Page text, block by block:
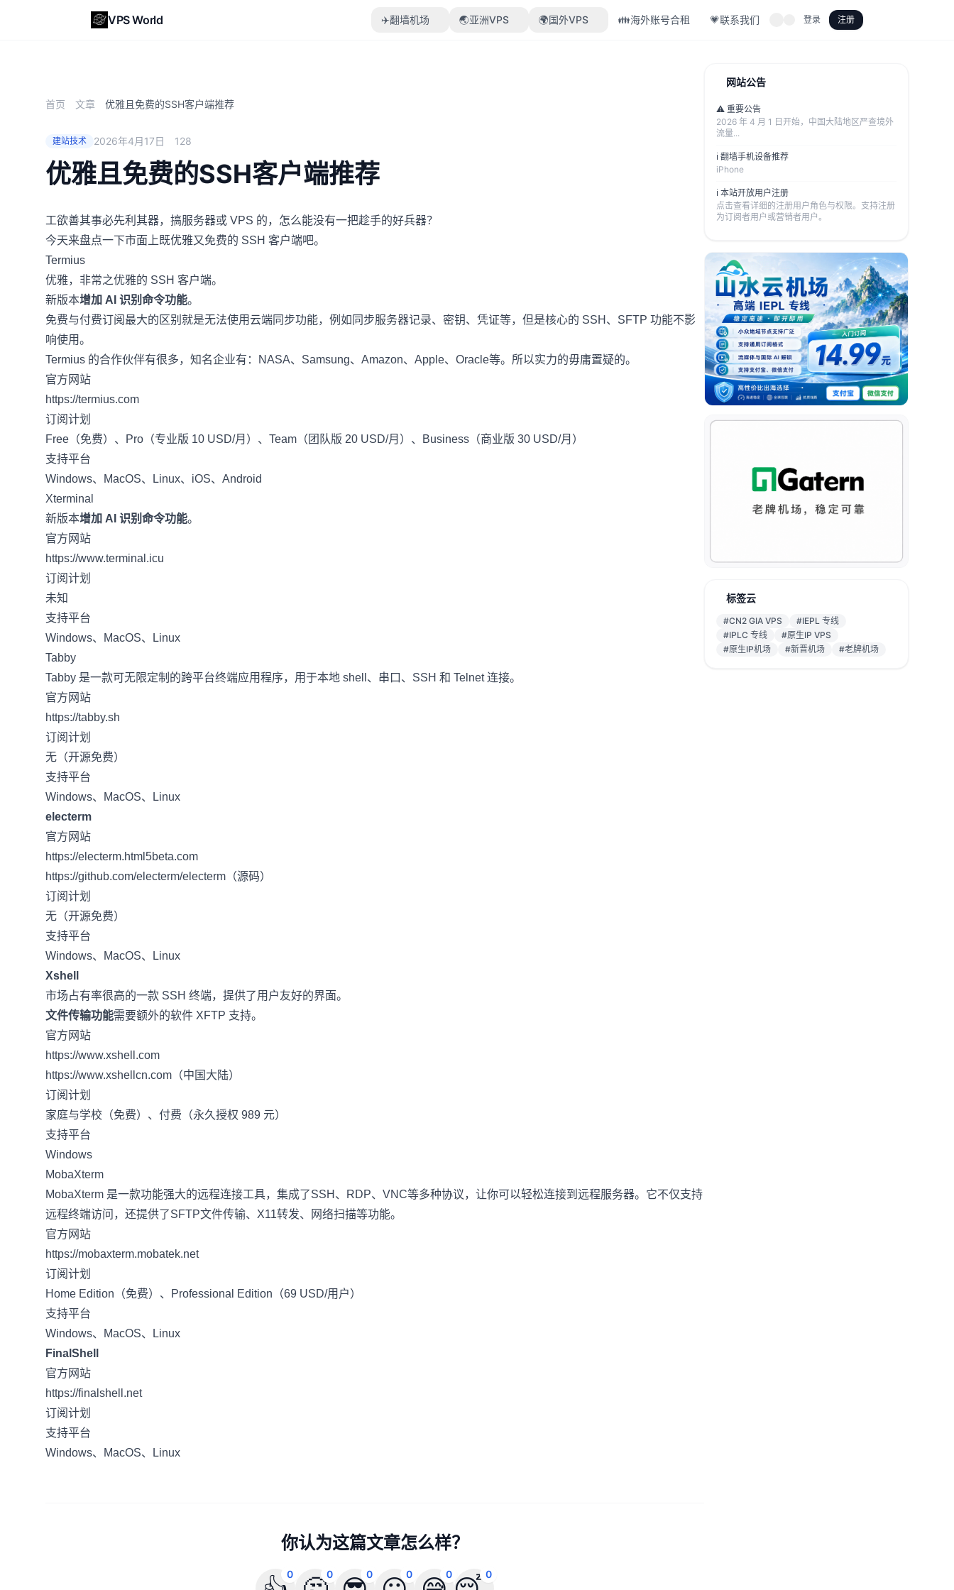
VPS World ✈️翻墙机场 🌏亚洲VPS 🌍国外VPS 👪海外账号合租 💗联系我们 登录 注册
首页 文章 优雅且免费的SSH客户端推荐
建站技术 2026年4月17日 128
优雅且免费的SSH客户端推荐
工欲善其事必先利其器，搞服务器或 VPS 的，怎么能没有一把趁手的好兵器？
今天来盘点一下市面上既优雅又免费的 SSH 客户端吧。
Termius
优雅，非常之优雅的 SSH 客户端。
新版本增加 AI 识别命令功能。
免费与付费订阅最大的区别就是无法使用云端同步功能，例如同步服务器记录、密钥、凭证等，但是核心的 SSH、SFTP 功能不影
响使用。
Termius 的合作伙伴有很多，知名企业有：NASA、Samsung、Amazon、Apple、Oracle等。所以实力的毋庸置疑的。
官方网站
https://termius.com
订阅计划
Free（免费）、Pro（专业版 10 USD/月）、Team（团队版 20 USD/月）、Business（商业版 30 USD/月）
支持平台
Windows、MacOS、Linux、iOS、Android
Xterminal
新版本增加 AI 识别命令功能。
官方网站
https://www.terminal.icu
订阅计划
未知
支持平台
Windows、MacOS、Linux
Tabby
Tabby 是一款可无限定制的跨平台终端应用程序，用于本地 shell、串口、SSH 和 Telnet 连接。
官方网站
https://tabby.sh
订阅计划
无（开源免费）
支持平台
Windows、MacOS、Linux
electerm
官方网站
https://electerm.html5beta.com
https://github.com/electerm/electerm（源码）
订阅计划
无（开源免费）
支持平台
Windows、MacOS、Linux
Xshell
市场占有率很高的一款 SSH 终端，提供了用户友好的界面。
文件传输功能需要额外的软件 XFTP 支持。
官方网站
https://www.xshell.com
https://www.xshellcn.com （中国大陆）
订阅计划
家庭与学校（免费）、付费（永久授权 989 元）
支持平台
Windows
MobaXterm
MobaXterm 是一款功能强大的远程连接工具，集成了SSH、RDP、VNC等多种协议，让你可以轻松连接到远程服务器。它不仅支持
远程终端访问，还提供了SFTP文件传输、X11转发、网络扫描等功能。
官方网站
https://mobaxterm.mobatek.net
订阅计划
Home Edition（免费）、Professional Edition（69 USD/用户）
支持平台
Windows、MacOS、Linux
FinalShell
官方网站
https://finalshell.net
订阅计划
支持平台
Windows、MacOS、Linux
你认为这篇文章怎么样？
0 0 0 0 0 0
网站公告
⚠️ 重要公告
2026 年 4 月 1 日开始，中国大陆地区严查境外
流量...
ℹ️ 翻墙手机设备推荐
iPhone
ℹ️ 本站开放用户注册
点击查看详细的注册用户角色与权限。支持注册
为订阅者用户或营销者用户。
标签云
#CN2 GIA VPS
#IEPL 专线
#IPLC 专线
#原生IP VPS
#原生IP机场
#新晋机场 #老牌机场